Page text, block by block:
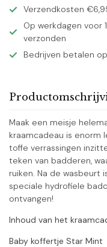
Verzendkosten
Op werkdagen voor
verzonden
Bedrijven betalen
Maak een meisje
kraamcadeau is enorm
toffe verrassingen
teken van badderen,
ruiken. Na de wasbeurt
speciale hydrofiele
ontvangen!
Inhoud van het
Baby koffertje Star Mint